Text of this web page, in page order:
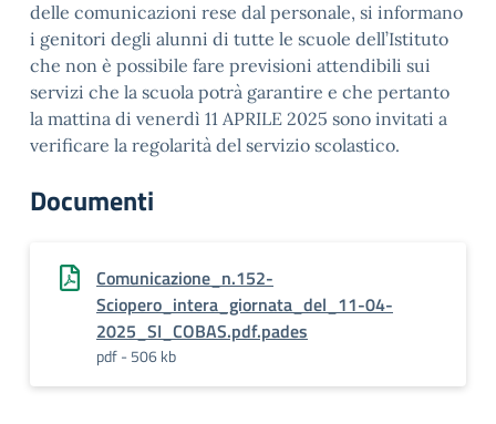
delle comunicazioni rese dal personale, si informano
i genitori degli alunni di tutte le scuole dell’Istituto
che non è possibile fare previsioni attendibili sui
servizi che la scuola potrà garantire e che pertanto
la mattina di venerdì 11 APRILE 2025 sono invitati a
verificare la regolarità del servizio scolastico.
Documenti
Comunicazione_n.152-
Sciopero_intera_giornata_del_11-04-
2025_SI_COBAS.pdf.pades
pdf - 506 kb